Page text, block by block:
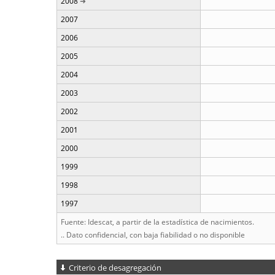
2007
2006
2005
2004
2003
2002
2001
2000
1999
1998
1997
Fuente: Idescat, a partir de la estadística de nacimientos.
.. Dato confidencial, con baja fiabilidad o no disponible
Criterio de desagregación